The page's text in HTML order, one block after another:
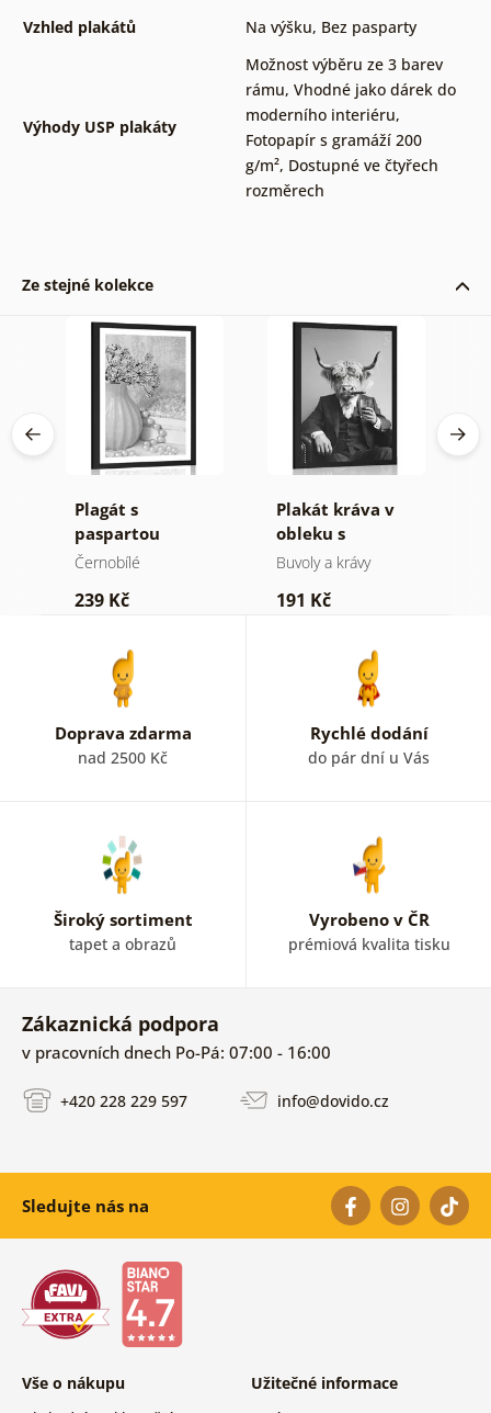
Vzhled plakátů
Na výšku, Bez pasparty
Výhody USP plakáty
Možnost výběru ze 3 barev
rámu, Vhodné jako dárek do
moderního interiéru,
Fotopapír s gramáží 200
g/m², Dostupné ve čtyřech
rozměrech
Ze stejné kolekce
Plagát s
paspartou
luxusní zátiší v
provedení
Černobílé
239 Kč
Plakát kráva v
obleku s
doutníkem a
Buvoly a krávy
191 Kč
Doprava zdarma
nad 2500 Kč
Rychlé dodání
do pár dní u Vás
Široký sortiment
tapet a obrazů
Vyrobeno v ČR
prémiová kvalita tisku
Zákaznická podpora
v pracovních dnech Po-Pá: 07:00 - 16:00
+420 228 229 597 info@dovido.cz
Sledujte nás na
Vše o nákupu Užitečné informace